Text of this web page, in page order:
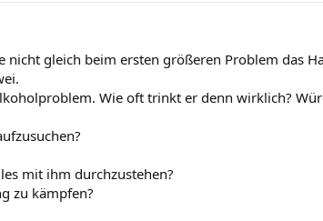
nicht gleich beim ersten größeren Problem das
Wie oft trinkt er denn wirklich?
mit ihm durchzustehen?
zu kämpfen?